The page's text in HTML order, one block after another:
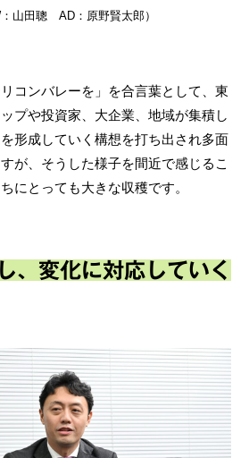
：山田聰 AD：原野賢太郎）
コンバレーを」を合言葉として、東
プや投資家、大企業、地域が集積し
形成していく構想を打ち出され多面
が、そうした様子を間近で感じるこ
にとっても大きな収穫です。
、変化に対応していく